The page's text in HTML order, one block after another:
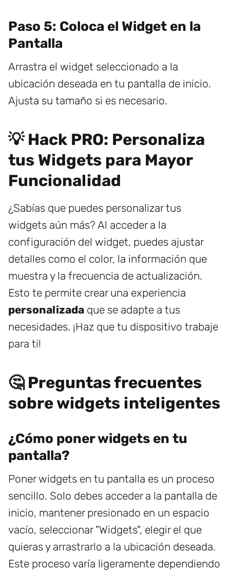
Paso 5: Coloca el Widget en la
Pantalla
Arrastra el widget seleccionado a la
ubicación deseada en tu pantalla de inicio.
Ajusta su tamaño si es necesario.
💡 Hack PRO: Personaliza
tus Widgets para Mayor
Funcionalidad
¿Sabías que puedes personalizar tus
widgets aún más? Al acceder a la
configuración del widget, puedes ajustar
detalles como el color, la información que
muestra y la frecuencia de actualización.
Esto te permite crear una experiencia
personalizada que se adapte a tus
necesidades. ¡Haz que tu dispositivo trabaje
para ti!
🤔 Preguntas frecuentes
sobre widgets inteligentes
¿Cómo poner widgets en tu
pantalla?
Poner widgets en tu pantalla es un proceso
sencillo. Solo debes acceder a la pantalla de
inicio, mantener presionado en un espacio
vacío, seleccionar "Widgets", elegir el que
quieras y arrastrarlo a la ubicación deseada.
Este proceso varía ligeramente dependiendo